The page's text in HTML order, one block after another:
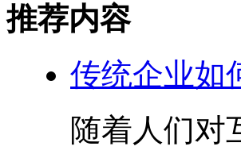
推荐内容
传统企业如
随着人们对